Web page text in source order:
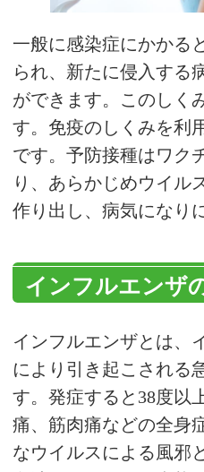
一般に感染症にかかる
られ、新たに侵入する
ができます。このしく
す。免疫のしくみを利
です。予防接種はワク
り、あらかじめウイル
作り出し、病気になり
インフルエンザ
インフルエンザとは、
により引き起こされる
す。発症すると38度以
痛、筋肉痛などの全身
なウイルスによる風邪